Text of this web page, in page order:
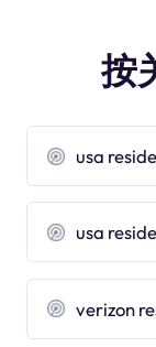
按
usa
usa
verizon